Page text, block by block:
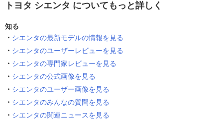
トヨタ シエンタ についてもっと詳しく
知る
シエンタの最新モデルの情報を見る
シエンタのユーザーレビューを見る
シエンタの専門家レビューを見る
シエンタの公式画像を見る
シエンタのユーザー画像を見る
シエンタのみんなの質問を見る
シエンタの関連ニュースを見る